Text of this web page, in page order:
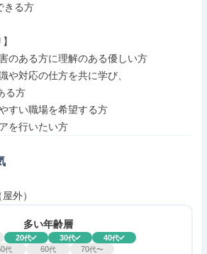
きる方
のある方に理解のある優しい方
や対応の仕方を共に学び、
すい職場を希望する方
を行いたい方
外）
多い年齢層
20代 30代 40代
代 60代 70代〜